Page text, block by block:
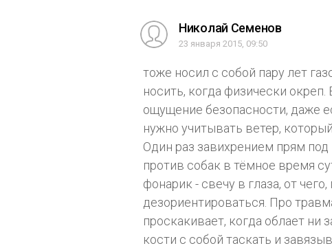
Николай Семенов
23 января 2015, 09:50
тоже носил с собой пару лет
носить, когда физически
ощущение безопасности, даже
нужно учитывать ветер,
Один раз завихрением прям
против собак в тёмное время
фонарик - свечу в глаза, от
дезориентироваться. Про
проскакивает, когда облает ни
кости с собой таскать и